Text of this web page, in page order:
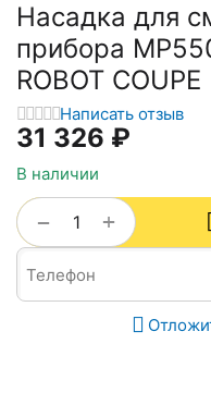
Насадка для
прибора
ROBOT COUPE
Написать отзыв
31 326 ₽
В наличии
+
−